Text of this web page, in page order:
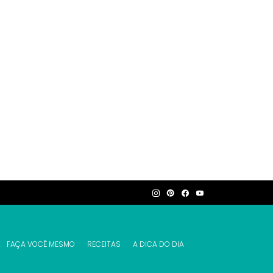
FAÇA VOCÊ MESMO RECEITAS A DICA DO DIA